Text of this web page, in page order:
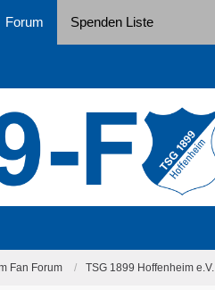
Forum Spenden Liste
Fan Forum TSG 1899 Hoffenheim e.V.